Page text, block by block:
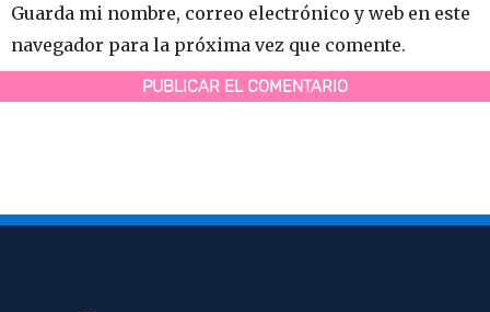
Guarda mi nombre, correo electrónico y web en este
navegador para la próxima vez que comente.